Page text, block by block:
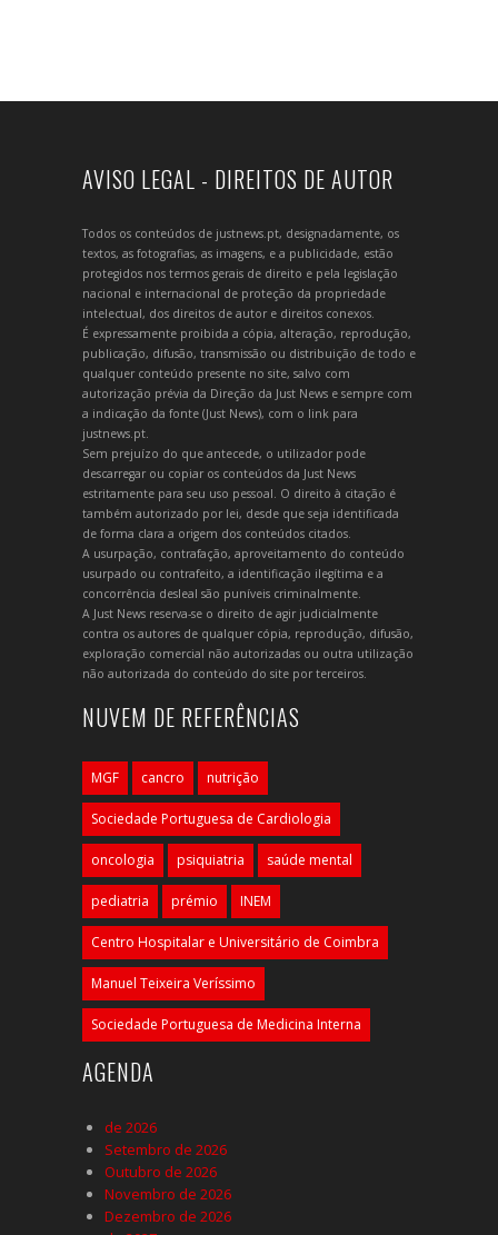
AVISO LEGAL - DIREITOS DE AUTOR
Todos os conteúdos de justnews.pt, designadamente, os
textos, as fotografias, as imagens, e a publicidade, estão
protegidos nos termos gerais de direito e pela legislação
nacional e internacional de proteção da propriedade
intelectual, dos direitos de autor e direitos conexos.
É expressamente proibida a cópia, alteração, reprodução,
publicação, difusão, transmissão ou distribuição de todo e
qualquer conteúdo presente no site, salvo com
autorização prévia da Direção da Just News e sempre com
a indicação da fonte (Just News), com o link para
justnews.pt.
Sem prejuízo do que antecede, o utilizador pode
descarregar ou copiar os conteúdos da Just News
estritamente para seu uso pessoal. O direito à citação é
também autorizado por lei, desde que seja identificada
de forma clara a origem dos conteúdos citados.
A usurpação, contrafação, aproveitamento do conteúdo
usurpado ou contrafeito, a identificação ilegítima e a
concorrência desleal são puníveis criminalmente.
A Just News reserva-se o direito de agir judicialmente
contra os autores de qualquer cópia, reprodução, difusão,
exploração comercial não autorizadas ou outra utilização
não autorizada do conteúdo do site por terceiros.
NUVEM DE REFERÊNCIAS
MGF cancro nutrição
Sociedade Portuguesa de Cardiologia
oncologia psiquiatria saúde mental
pediatria prémio INEM
Centro Hospitalar e Universitário de Coimbra
Manuel Teixeira Veríssimo
Sociedade Portuguesa de Medicina Interna
AGENDA
de 2026
Setembro de 2026
Outubro de 2026
Novembro de 2026
Dezembro de 2026